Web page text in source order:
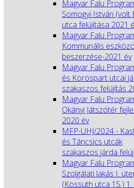
Magyar Falu
Somogyi István (volt
utca felújítása 2021
Magyar Falu
Kommunális
beszerzése-2021 év
Magyar Falu
és Köröspart utcai
szakaszos felújítás
Magyar Falu
Okányi Játszótér
2020 év
MFP-UHJ/2024 -
és Táncsics utcák
szakaszos járda
Magyar Falu
Szolgálati lakás I.
(Kossuth utca 15.)